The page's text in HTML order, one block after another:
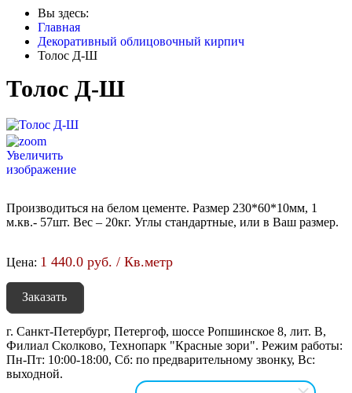
Вы здесь:
Главная
Декоративный облицовочный кирпич
Толос Д-Ш
Толос Д-Ш
Увеличить
изображение
Производиться на белом цементе. Размер 230*60*10мм, 1
м.кв.- 57шт. Вес – 20кг. Углы стандартные, или в Ваш размер.
Цена: 1 440.0 руб. / Кв.метр
Заказать
г. Санкт-Петербург, Петергоф, шоссе Ропшинское 8, лит. В,
Филиал Сколково, Технопарк "Красные зори". Режим работы:
Пн-Пт: 10:00-18:00, Сб: по предварительному звонку, Вс:
выходной.